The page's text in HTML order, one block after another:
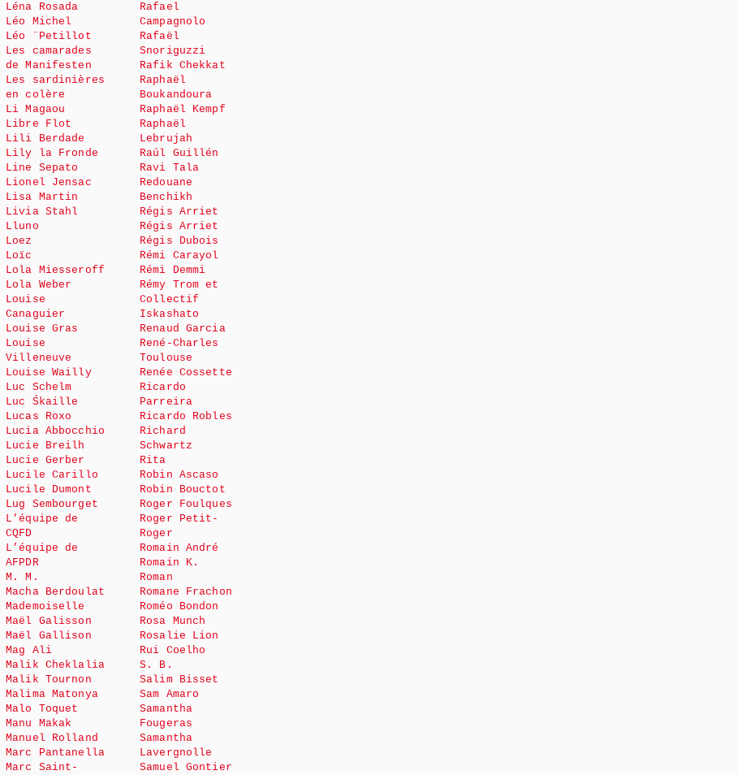
Léna Rosada
Léo Michel
Léo ¨Petillot
Les camarades
de Manifesten
Les sardinières
en colère
Li Magaou
Libre Flot
Lili Berdade
Lily la Fronde
Line Sepato
Lionel Jensac
Lisa Martin
Livia Stahl
Lluno
Loez
Loïc
Lola Miesseroff
Lola Weber
Louise
Canaguier
Louise Gras
Louise
Villeneuve
Louise Wailly
Luc Schelm
Luc Śkaille
Lucas Roxo
Lucia Abbocchio
Lucie Breilh
Lucie Gerber
Lucile Carillo
Lucile Dumont
Lug Sembourget
L’équipe de
CQFD
L’équipe de
AFPDR
M. M.
Macha Berdoulat
Mademoiselle
Maël Galisson
Maël Gallison
Mag Ali
Malik Cheklalia
Malik Tournon
Malima Matonya
Malo Toquet
Manu Makak
Manuel Rolland
Marc Pantanella
Marc Saint-
Rafael
Campagnolo
Rafaël
Snoriguzzi
Rafik Chekkat
Raphaël
Boukandoura
Raphaël Kempf
Raphaël
Lebrujah
Raúl Guillén
Ravi Tala
Redouane
Benchikh
Régis Arriet
Régis Arriet
Régis Dubois
Rémi Carayol
Rémi Demmi
Rémy Trom et
Collectif
Iskashato
Renaud Garcia
René-Charles
Toulouse
Renée Cossette
Ricardo
Parreira
Ricardo Robles
Richard
Schwartz
Rita
Robin Ascaso
Robin Bouctot
Roger Foulques
Roger Petit-
Roger
Romain André
Romain K.
Roman
Romane Frachon
Roméo Bondon
Rosa Munch
Rosalie Lion
Rui Coelho
S. B.
Salim Bisset
Sam Amaro
Samantha
Fougeras
Samantha
Lavergnolle
Samuel Gontier